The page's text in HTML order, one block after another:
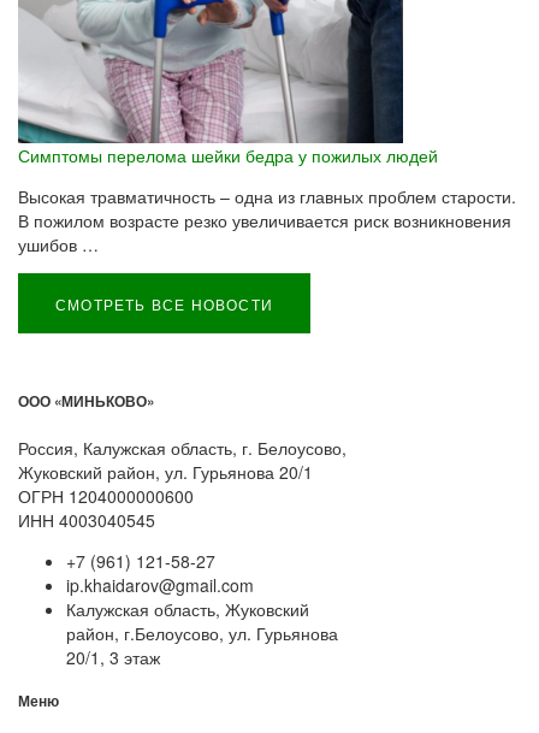
Симптомы перелома шейки бедра у пожилых людей
Высокая травматичность – одна из главных проблем старости.
В пожилом возрасте резко увеличивается риск возникновения
ушибов …
СМОТРЕТЬ ВСЕ НОВОСТИ
ООО «МИНЬКОВО»
Россия, Калужская область, г. Белоусово,
Жуковский район, ул. Гурьянова 20/1
ОГРН 1204000000600
ИНН 4003040545
+7 (961) 121-58-27
ip.khaidarov@gmail.com
Калужская область, Жуковский
район, г.Белоусово, ул. Гурьянова
20/1, 3 этаж
Меню